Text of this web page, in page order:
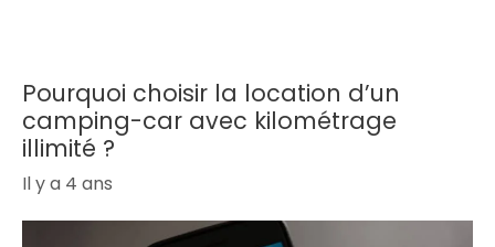
Pourquoi choisir la location d’un
camping-car avec kilométrage
illimité ?
Il y a 4 ans